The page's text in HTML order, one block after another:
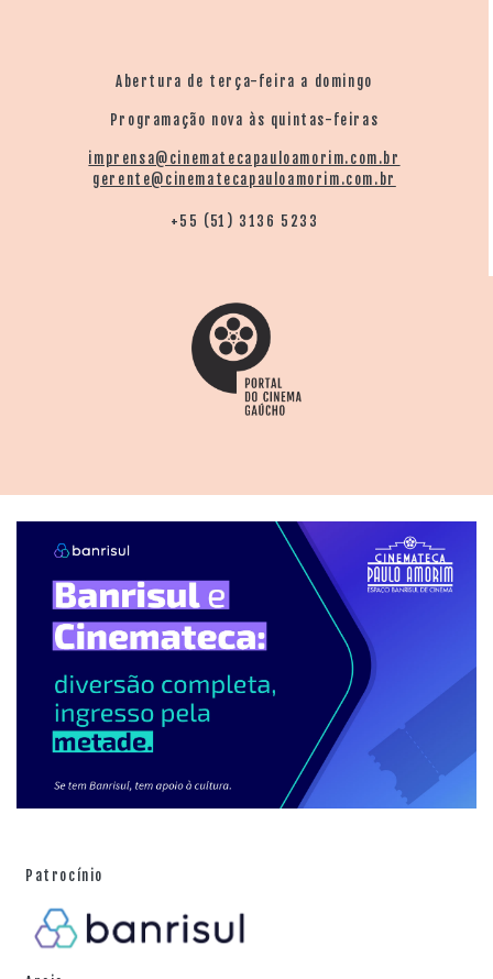
Abertura de terça-feira a domingo
Programação nova às quintas-feiras
imprensa@cinematecapauloamorim.com.br
gerente@cinematecapauloamorim.com.br
+55 (51) 3136 5233
Patrocínio